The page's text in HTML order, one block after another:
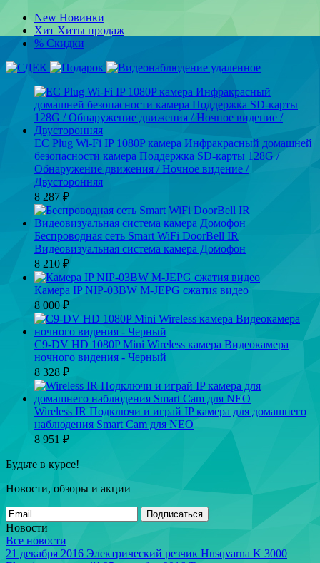
New Новинки
Хит Хиты продаж
% Скидки
ЕС Plug Wi-Fi IP 1080P камера Инфракрасный домашней
безопасности камера Поддержка SD-карты 128G /
Обнаружение движения / Ночное видение /
Двусторонняя
8 287 ₽
Беспроводная сеть Smart WiFi DoorBell IR
Видеовизуальная система камера Домофон
8 210 ₽
Камера IP NIP-03BW M-JEPG сжатия видео
8 000 ₽
C9-DV HD 1080P Mini Wireless камера Видеокамера
ночного видения - Черный
8 328 ₽
Wireless IR Подключи и играй IP камера для домашнего
наблюдения Smart Cam для NEO
8 951 ₽
Будьте в курсе!
Новости, обзоры и акции
Подписаться
Новости
Все новости
21 декабря 2016 Электрический резчик Husqvarna K 3000